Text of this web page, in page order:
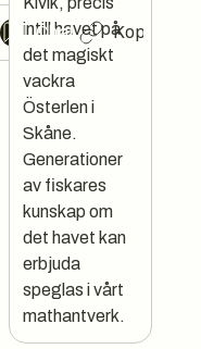
Chat Kopiera
intill havet på
det magiskt
vackra
Österlen i
Skåne.
Generationer
av fiskares
kunskap om
det havet kan
erbjuda
speglas i vårt
mathantverk.